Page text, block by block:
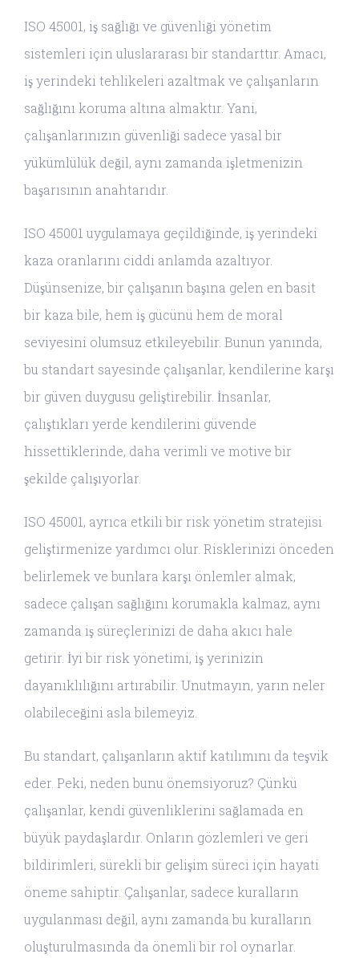
ISO 45001, iş sağlığı ve güvenliği yönetim
sistemleri için uluslararası bir standarttır. Amacı,
iş yerindeki tehlikeleri azaltmak ve çalışanların
sağlığını koruma altına almaktır. Yani,
çalışanlarınızın güvenliği sadece yasal bir
yükümlülük değil, aynı zamanda işletmenizin
başarısının anahtarıdır.
ISO 45001 uygulamaya geçildiğinde, iş yerindeki
kaza oranlarını ciddi anlamda azaltıyor.
Düşünsenize, bir çalışanın başına gelen en basit
bir kaza bile, hem iş gücünü hem de moral
seviyesini olumsuz etkileyebilir. Bunun yanında,
bu standart sayesinde çalışanlar, kendilerine karşı
bir güven duygusu geliştirebilir. İnsanlar,
çalıştıkları yerde kendilerini güvende
hissettiklerinde, daha verimli ve motive bir
şekilde çalışıyorlar.
ISO 45001, ayrıca etkili bir risk yönetim stratejisi
geliştirmenize yardımcı olur. Risklerinizi önceden
belirlemek ve bunlara karşı önlemler almak,
sadece çalışan sağlığını korumakla kalmaz, aynı
zamanda iş süreçlerinizi de daha akıcı hale
getirir. İyi bir risk yönetimi, iş yerinizin
dayanıklılığını artırabilir. Unutmayın, yarın neler
olabileceğini asla bilemeyiz.
Bu standart, çalışanların aktif katılımını da teşvik
eder. Peki, neden bunu önemsiyoruz? Çünkü
çalışanlar, kendi güvenliklerini sağlamada en
büyük paydaşlardır. Onların gözlemleri ve geri
bildirimleri, sürekli bir gelişim süreci için hayati
öneme sahiptir. Çalışanlar, sadece kuralların
uygulanması değil, aynı zamanda bu kuralların
oluşturulmasında da önemli bir rol oynarlar.